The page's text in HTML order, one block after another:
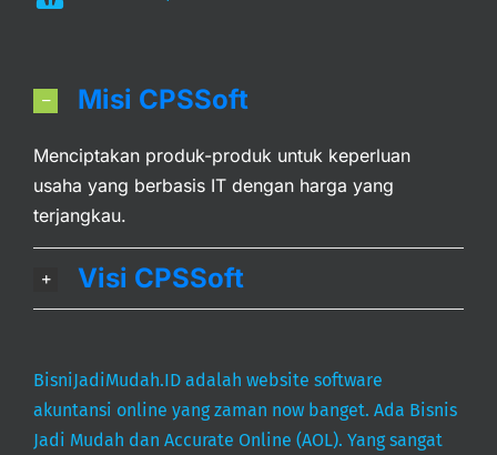
Misi CPSSoft
Menciptakan produk-produk untuk keperluan
usaha yang berbasis IT dengan harga yang
terjangkau.
Visi CPSSoft
BisniJadiMudah.ID adalah website software
akuntansi online yang zaman now banget. Ada Bisnis
Jadi Mudah dan Accurate Online (AOL). Yang sangat